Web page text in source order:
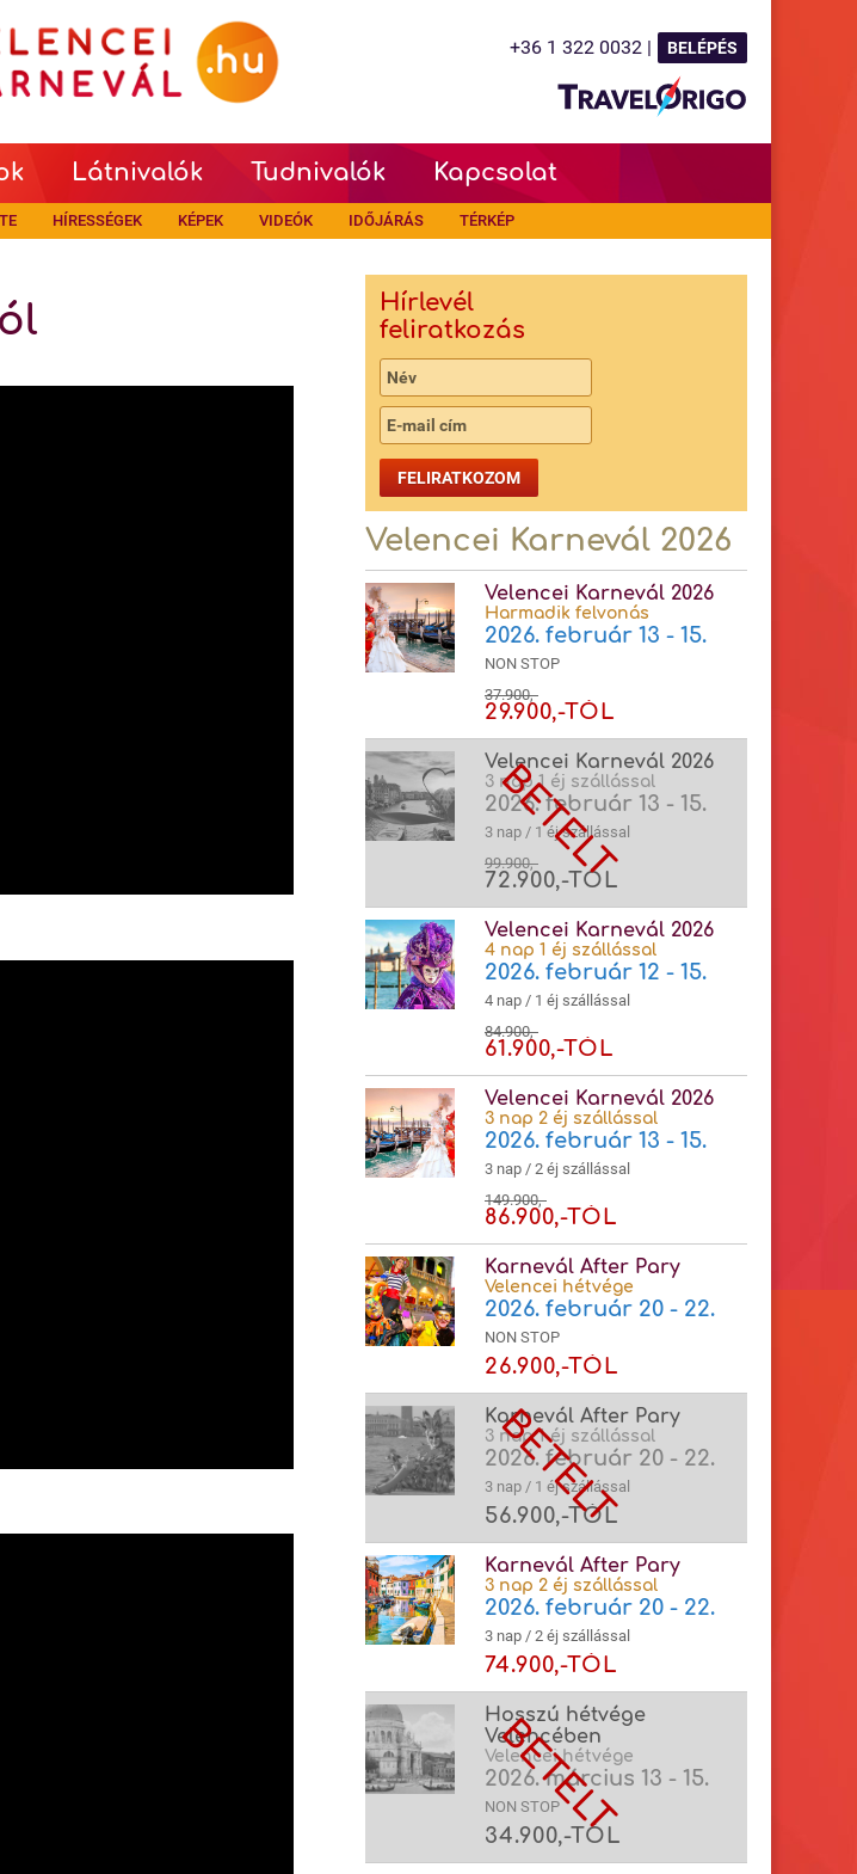
+36 1 322 0032 | BELÉPÉS
Látnivalók Tudnivalók Kapcsolat
HÍRESSÉGEK KÉPEK VIDEÓK IDŐJÁRÁS TÉRKÉP
Hírlevél
feliratkozás
FELIRATKOZOM
Velencei Karnevál 2026
Velencei Karnevál 2026
Harmadik felvonás
2026. február 13 - 15.
NON STOP
37.900,-
29.900,-TÓL
Velencei Karnevál 2026
3 nap 1 éj szállással
2026. február 13 - 15.
3 nap / 1 éj szállással
99.900,-
72.900,-TÓL
Velencei Karnevál 2026
4 nap 1 éj szállással
2026. február 12 - 15.
4 nap / 1 éj szállással
84.900,-
61.900,-TÓL
Velencei Karnevál 2026
3 nap 2 éj szállással
2026. február 13 - 15.
3 nap / 2 éj szállással
149.900,-
86.900,-TÓL
Karnevál After Pary
Velencei hétvége
2026. február 20 - 22.
NON STOP
26.900,-TÓL
Karnevál After Pary
3 nap 1 éj szállással
2026. február 20 - 22.
3 nap / 1 éj szállással
56.900,-TÓL
Karnevál After Pary
3 nap 2 éj szállással
2026. február 20 - 22.
3 nap / 2 éj szállással
74.900,-TÓL
Hosszú hétvége
Velencében
Velencei hétvége
2026. március 13 - 15.
NON STOP
34.900,-TÓL